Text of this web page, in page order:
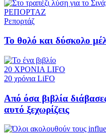
ΡΕΠΟΡΤΑΖ
Ρεπορτάζ
Το θολό και δύσκολο
20 ΧΡΟΝΙΑ LIFO
20 χρόνια LiFO
Από όσα βιβλία
αυτό ξεχωρίζεις